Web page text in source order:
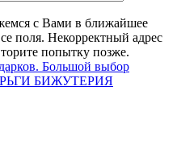
с Вами в ближайшее
поля. Некорректный адрес
попытку позже.
Большой выбор
БИЖУТЕРИЯ